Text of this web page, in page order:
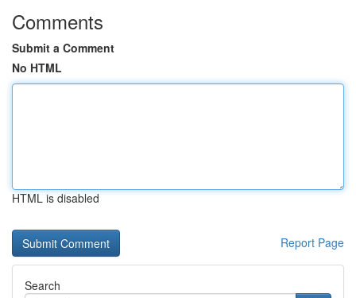
Comments
Submit a Comment
No HTML
HTML is disabled
Report Page
Search